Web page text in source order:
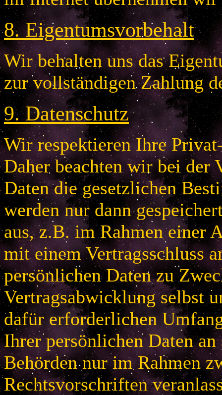
8.Eigentumsvorbehalt
Wir behalten uns das
zur vollständigen Zahlung
9.Datenschutz
Wir respektieren Ihre
Daher beachten wir bei der
Daten die gesetzlichen
werden nur dann
aus, z.B. im Rahmen einer
mit einem Vertragsschluss
persönlichen Daten zu
Vertragsabwicklung selbst
dafür erforderlichen
Ihrer persönlichen Daten
Behörden nur im Rahmen
Rechtsvorschriften